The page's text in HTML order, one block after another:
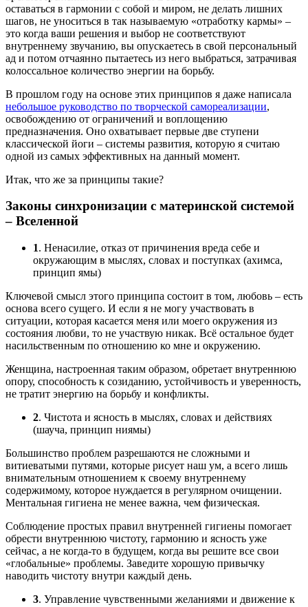
оставаться в гармонии с собой и миром, не делать лишних
шагов, не уноситься в так называемую «отработку кармы» –
это когда ваши решения и выбор не соответствуют
внутреннему звучанию, вы опускаетесь в свой персональный
ад и потом отчаянно пытаетесь из него выбраться, затрачивая
колоссальное количество энергии на борьбу.
В прошлом году на основе этих принципов я даже написала
небольшое руководство по творческой самореализации,
освобождению от ограничений и воплощению
предназначения. Оно охватывает первые две ступени
классической йоги – системы развития, которую я считаю
одной из самых эффективных на данный момент.
Итак, что же за принципы такие?
Законы синхронизации с материнской системой
– Вселенной
1. Ненасилие, отказ от причинения вреда себе и
окружающим в мыслях, словах и поступках (ахимса,
принцип ямы)
Ключевой смысл этого принципа состоит в том, любовь – есть
основа всего сущего. И если я не могу участвовать в
ситуации, которая касается меня или моего окружения из
состояния любви, то не участвую никак. Всё остальное будет
насильственным по отношению ко мне и окружению.
Женщина, настроенная таким образом, обретает внутреннюю
опору, способность к созиданию, устойчивость и уверенность,
не тратит энергию на борьбу и конфликты.
2. Чистота и ясность в мыслях, словах и действиях
(шауча, принцип ниямы)
Большинство проблем разрешаются не сложными и
витиеватыми путями, которые рисует наш ум, а всего лишь
внимательным отношением к своему внутреннему
содержимому, которое нуждается в регулярном очищении.
Ментальная гигиена не менее важна, чем физическая.
Соблюдение простых правил внутренней гигиены помогает
обрести внутреннюю чистоту, гармонию и ясность уже
сейчас, а не когда-то в будущем, когда вы решите все свои
«глобальные» проблемы. Заведите хорошую привычку
наводить чистоту внутри каждый день.
3. Управление чувственными желаниями и движение к